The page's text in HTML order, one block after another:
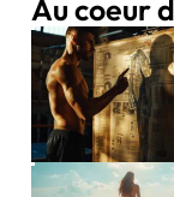
Au coeur